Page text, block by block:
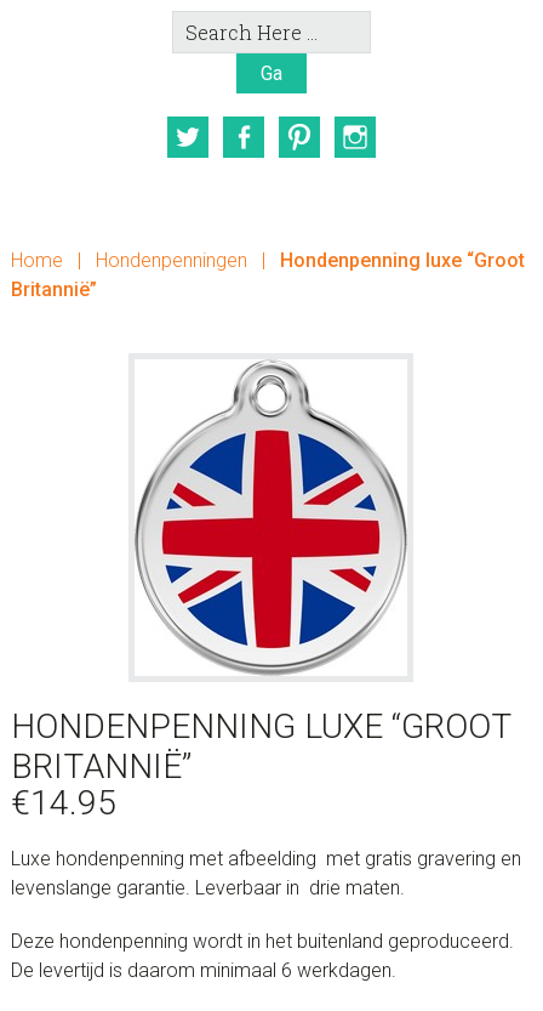
Search
Here
TwitterFacebookPinterest
Home | Hondenpenningen |
Hondenpenning luxe “Groot
Britannië”
HONDENPENNING LUXE “GROOT
BRITANNIË”
€14.95
Luxe hondenpenning met afbeelding met gratis gravering en
levenslange garantie. Leverbaar in drie maten.
Deze hondenpenning wordt in het buitenland geproduceerd.
De levertijd is daarom minimaal 6 werkdagen.